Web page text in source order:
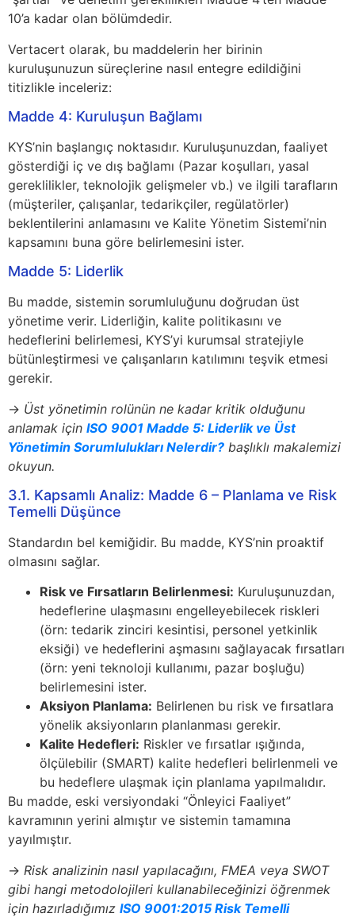
10’a kadar olan bölümdedir.
Vertacert olarak, bu maddelerin her birinin
kuruluşunuzun süreçlerine nasıl entegre edildiğini
titizlikle inceleriz:
Madde 4: Kuruluşun Bağlamı
KYS’nin başlangıç noktasıdır. Kuruluşunuzdan, faaliyet
gösterdiği iç ve dış bağlamı (Pazar koşulları, yasal
gereklilikler, teknolojik gelişmeler vb.) ve ilgili tarafların
(müşteriler, çalışanlar, tedarikçiler, regülatörler)
beklentilerini anlamasını ve Kalite Yönetim Sistemi’nin
kapsamını buna göre belirlemesini ister.
Madde 5: Liderlik
Bu madde, sistemin sorumluluğunu doğrudan üst
yönetime verir. Liderliğin, kalite politikasını ve
hedeflerini belirlemesi, KYS’yi kurumsal stratejiyle
bütünleştirmesi ve çalışanların katılımını teşvik etmesi
gerekir.
→ Üst yönetimin rolünün ne kadar kritik olduğunu
anlamak için ISO 9001 Madde 5: Liderlik ve Üst
Yönetimin Sorumlulukları Nelerdir? başlıklı makalemizi
okuyun.
3.1. Kapsamlı Analiz: Madde 6 – Planlama ve Risk
Temelli Düşünce
Standardın bel kemiğidir. Bu madde, KYS’nin proaktif
olmasını sağlar.
Risk ve Fırsatların Belirlenmesi: Kuruluşunuzdan,
hedeflerine ulaşmasını engelleyebilecek riskleri
(örn: tedarik zinciri kesintisi, personel yetkinlik
eksiği) ve hedeflerini aşmasını sağlayacak fırsatları
(örn: yeni teknoloji kullanımı, pazar boşluğu)
belirlemesini ister.
Aksiyon Planlama: Belirlenen bu risk ve fırsatlara
yönelik aksiyonların planlanması gerekir.
Kalite Hedefleri: Riskler ve fırsatlar ışığında,
ölçülebilir (SMART) kalite hedefleri belirlenmeli ve
bu hedeflere ulaşmak için planlama yapılmalıdır.
Bu madde, eski versiyondaki “Önleyici Faaliyet”
kavramının yerini almıştır ve sistemin tamamına
yayılmıştır.
→ Risk analizinin nasıl yapılacağını, FMEA veya SWOT
gibi hangi metodolojileri kullanabileceğinizi öğrenmek
için hazırladığımız ISO 9001:2015 Risk Temelli